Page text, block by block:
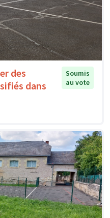
des
dans
Soumis
au vote